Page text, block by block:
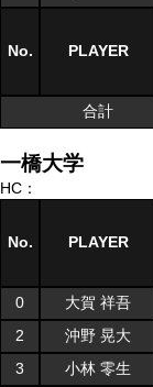
No. PLAYER
合計
一橋大学
HC：
No. PLAYER
0 大賀 祥吾
2
沖野 晃大
3
小林 零生